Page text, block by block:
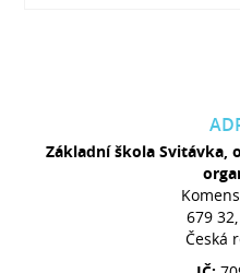
Základní škola Svitávka,
679
Česká